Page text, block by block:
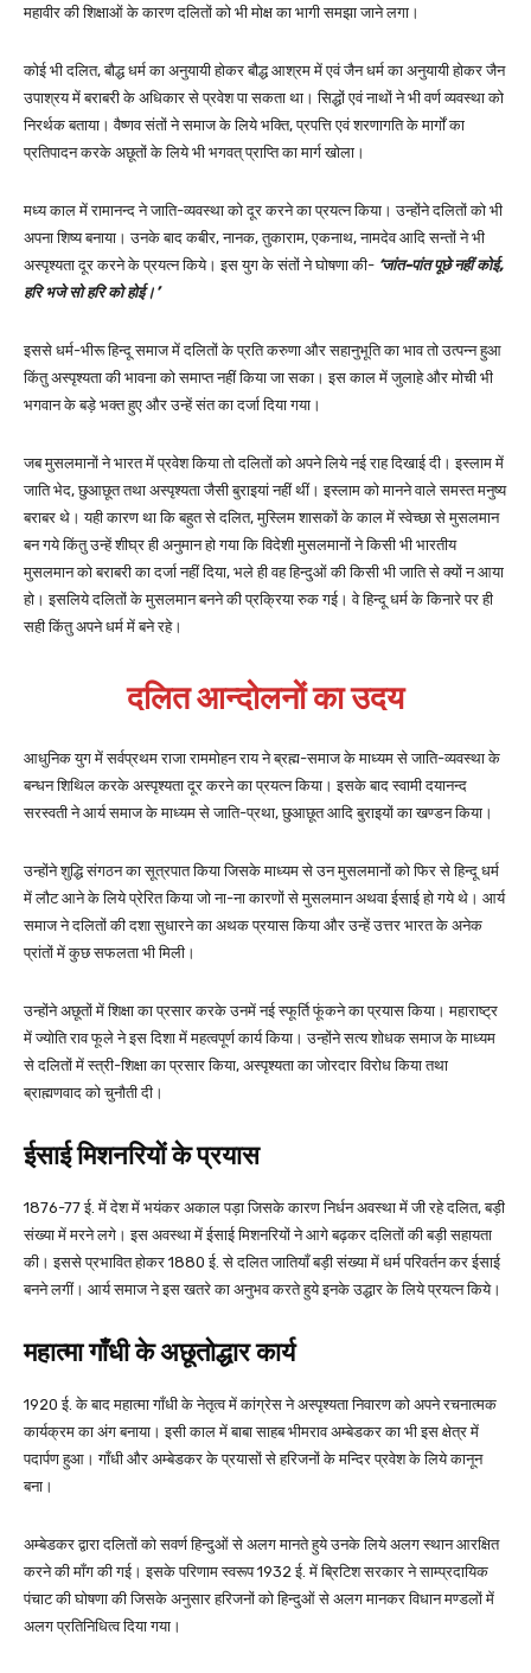
महावीर की शिक्षाओं के कारण दलितों को भी मोक्ष का भागी समझा जाने लगा।
कोई भी दलित, बौद्ध धर्म का अनुयायी होकर बौद्ध आश्रम में एवं जैन धर्म का अनुयायी होकर जैन
उपाश्रय में बराबरी के अधिकार से प्रवेश पा सकता था। सिद्धों एवं नाथों ने भी वर्ण व्यवस्था को
निरर्थक बताया। वैष्णव संतों ने समाज के लिये भक्ति, प्रपत्ति एवं शरणागति के मार्गों का
प्रतिपादन करके अछूतों के लिये भी भगवत् प्राप्ति का मार्ग खोला।
मध्य काल में रामानन्द ने जाति-व्यवस्था को दूर करने का प्रयत्न किया। उन्होंने दलितों को भी
अपना शिष्य बनाया। उनके बाद कबीर, नानक, तुकाराम, एकनाथ, नामदेव आदि सन्तों ने भी
अस्पृश्यता दूर करने के प्रयत्न किये। इस युग के संतों ने घोषणा की- ‘जांत-पांत पूछे नहीं कोई,
हरि भजे सो हरि को होई।’
इससे धर्म-भीरू हिन्दू समाज में दलितों के प्रति करुणा और सहानुभूति का भाव तो उत्पन्न हुआ
किंतु अस्पृश्यता की भावना को समाप्त नहीं किया जा सका। इस काल में जुलाहे और मोची भी
भगवान के बड़े भक्त हुए और उन्हें संत का दर्जा दिया गया।
जब मुसलमानों ने भारत में प्रवेश किया तो दलितों को अपने लिये नई राह दिखाई दी। इस्लाम में
जाति भेद, छुआछूत तथा अस्पृश्यता जैसी बुराइयां नहीं थीं। इस्लाम को मानने वाले समस्त मनुष्य
बराबर थे। यही कारण था कि बहुत से दलित, मुस्लिम शासकों के काल में स्वेच्छा से मुसलमान
बन गये किंतु उन्हें शीघ्र ही अनुमान हो गया कि विदेशी मुसलमानों ने किसी भी भारतीय
मुसलमान को बराबरी का दर्जा नहीं दिया, भले ही वह हिन्दुओं की किसी भी जाति से क्यों न आया
हो। इसलिये दलितों के मुसलमान बनने की प्रक्रिया रुक गई। वे हिन्दू धर्म के किनारे पर ही
सही किंतु अपने धर्म में बने रहे।
दलित आन्दोलनों का उदय
आधुनिक युग में सर्वप्रथम राजा राममोहन राय ने ब्रह्म-समाज के माध्यम से जाति-व्यवस्था के
बन्धन शिथिल करके अस्पृश्यता दूर करने का प्रयत्न किया। इसके बाद स्वामी दयानन्द
सरस्वती ने आर्य समाज के माध्यम से जाति-प्रथा, छुआछूत आदि बुराइयों का खण्डन किया।
उन्होंने शुद्धि संगठन का सूत्रपात किया जिसके माध्यम से उन मुसलमानों को फिर से हिन्दू धर्म
में लौट आने के लिये प्रेरित किया जो ना-ना कारणों से मुसलमान अथवा ईसाई हो गये थे। आर्य
समाज ने दलितों की दशा सुधारने का अथक प्रयास किया और उन्हें उत्तर भारत के अनेक
प्रांतों में कुछ सफलता भी मिली।
उन्होंने अछूतों में शिक्षा का प्रसार करके उनमें नई स्फूर्ति फूंकने का प्रयास किया। महाराष्ट्र
में ज्योति राव फूले ने इस दिशा में महत्वपूर्ण कार्य किया। उन्होंने सत्य शोधक समाज के माध्यम
से दलितों में स्त्री-शिक्षा का प्रसार किया, अस्पृश्यता का जोरदार विरोध किया तथा
ब्राह्मणवाद को चुनौती दी।
ईसाई मिशनरियों के प्रयास
1876-77 ई. में देश में भयंकर अकाल पड़ा जिसके कारण निर्धन अवस्था में जी रहे दलित, बड़ी
संख्या में मरने लगे। इस अवस्था में ईसाई मिशनरियों ने आगे बढ़कर दलितों की बड़ी सहायता
की। इससे प्रभावित होकर 1880 ई. से दलित जातियाँ बड़ी संख्या में धर्म परिवर्तन कर ईसाई
बनने लगीं। आर्य समाज ने इस खतरे का अनुभव करते हुये इनके उद्धार के लिये प्रयत्न किये।
महात्मा गाँधी के अछूतोद्धार कार्य
1920 ई. के बाद महात्मा गाँधी के नेतृत्व में कांग्रेस ने अस्पृश्यता निवारण को अपने रचनात्मक
कार्यक्रम का अंग बनाया। इसी काल में बाबा साहब भीमराव अम्बेडकर का भी इस क्षेत्र में
पदार्पण हुआ। गाँधी और अम्बेडकर के प्रयासों से हरिजनों के मन्दिर प्रवेश के लिये कानून
बना।
अम्बेडकर द्वारा दलितों को सवर्ण हिन्दुओं से अलग मानते हुये उनके लिये अलग स्थान आरक्षित
करने की माँग की गई। इसके परिणाम स्वरूप 1932 ई. में ब्रिटिश सरकार ने साम्प्रदायिक
पंचाट की घोषणा की जिसके अनुसार हरिजनों को हिन्दुओं से अलग मानकर विधान मण्डलों में
अलग प्रतिनिधित्व दिया गया।